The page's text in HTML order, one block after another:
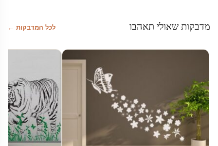
מדבקות שאולי תאהבו לכל המדבקות ←